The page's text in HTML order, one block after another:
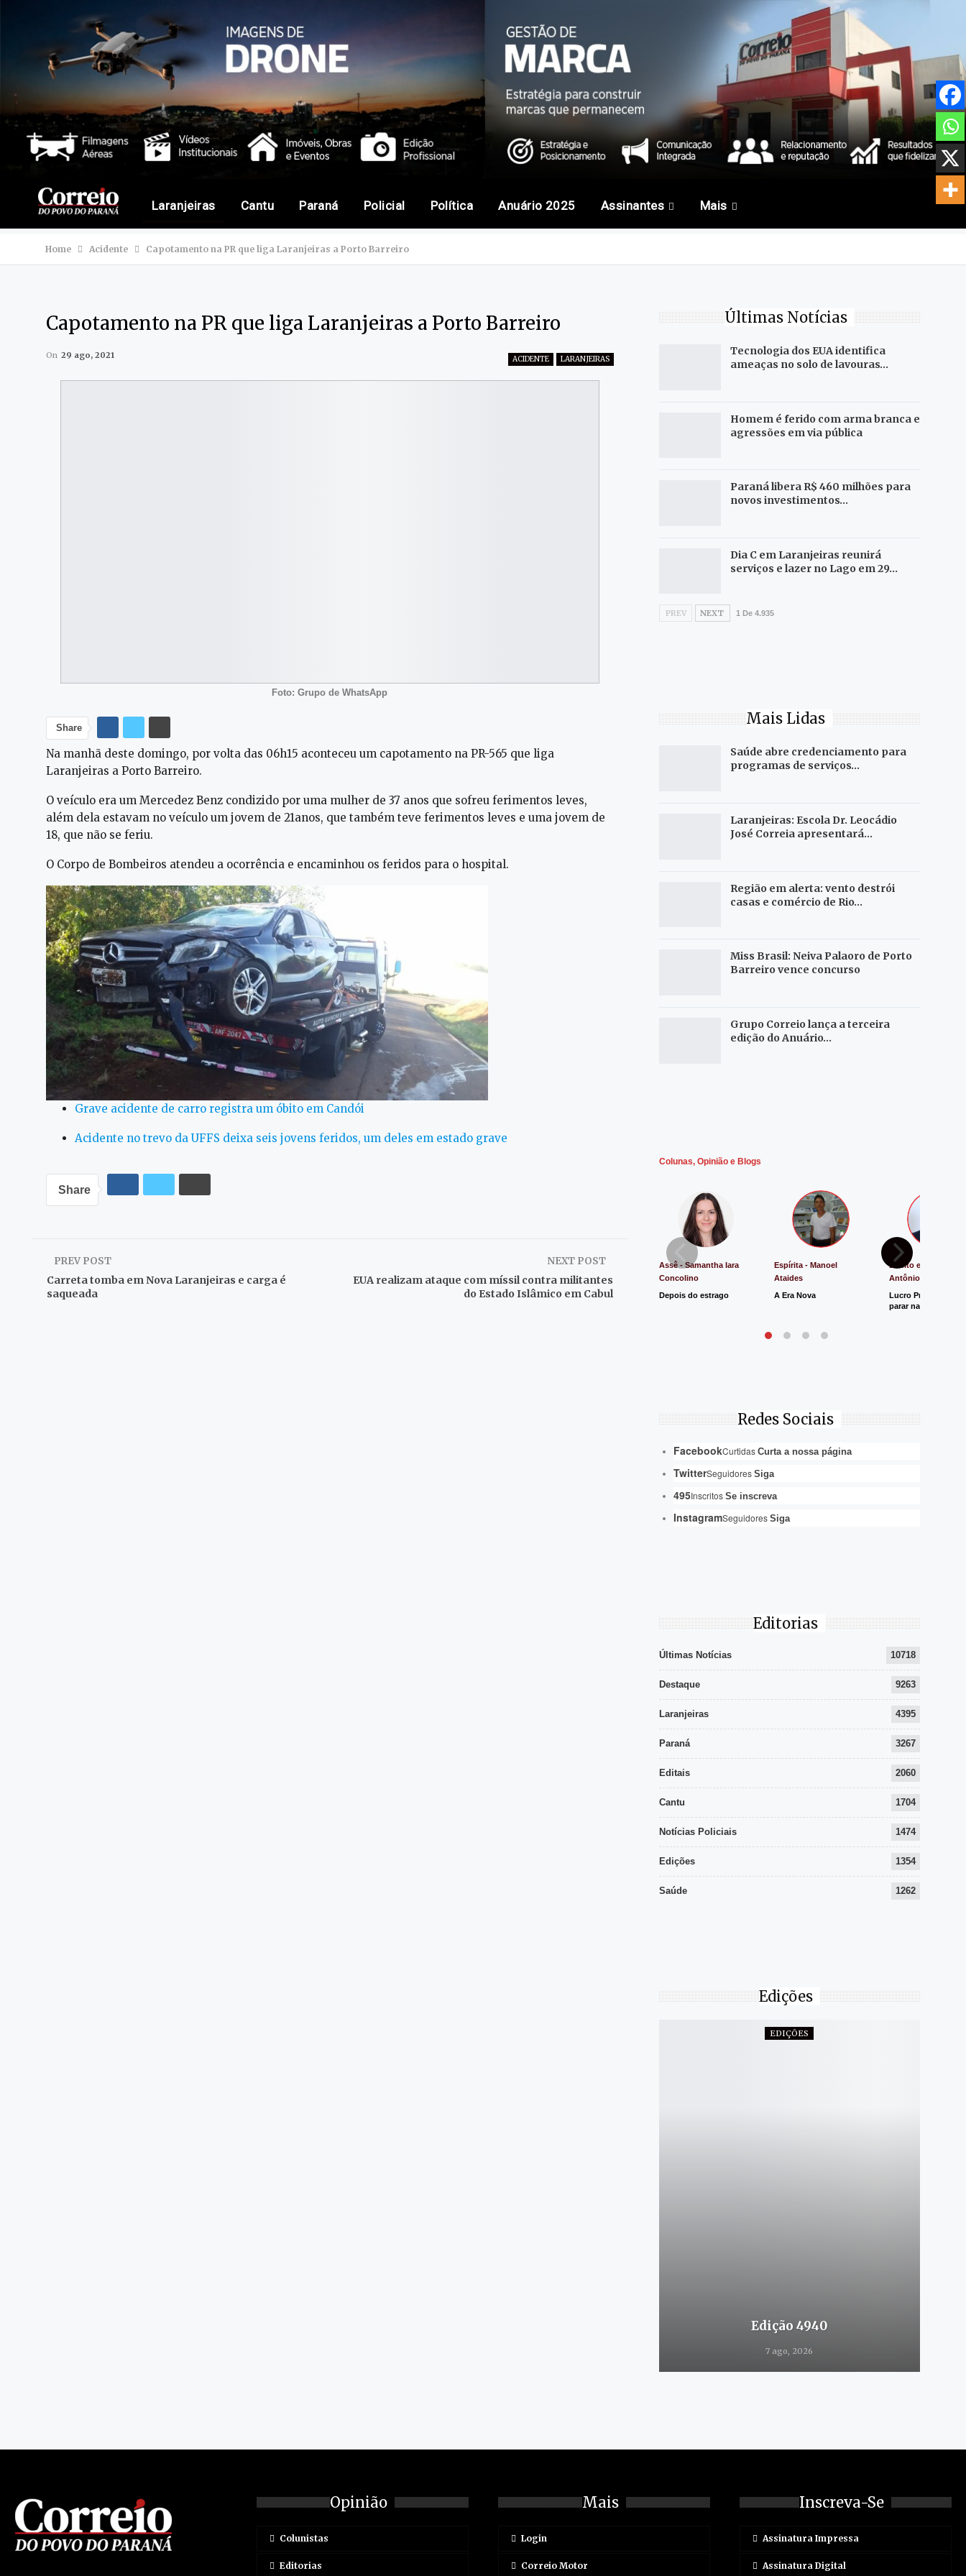
Laranjeiras Cantu Paraná Policial Política Anuário 2025 Assinantes Mais
Home Acidente Capotamento na PR que liga Laranjeiras a Porto Barreiro
Capotamento na PR que liga Laranjeiras a Porto Barreiro
ACIDENTE LARANJEIRAS
On 29 ago, 2021
Foto: Grupo de WhatsApp
Share
Na manhã deste domingo, por volta das 06h15 aconteceu um capotamento na PR-565 que liga
Laranjeiras a Porto Barreiro.
O veículo era um Mercedez Benz condizido por uma mulher de 37 anos que sofreu ferimentos leves,
além dela estavam no veículo um jovem de 21anos, que também teve ferimentos leves e uma jovem de
18, que não se feriu.
O Corpo de Bombeiros atendeu a ocorrência e encaminhou os feridos para o hospital.
Grave acidente de carro registra um óbito em Candói
Acidente no trevo da UFFS deixa seis jovens feridos, um deles em estado grave
Share
PREV POST
Carreta tomba em Nova Laranjeiras e carga é
saqueada
NEXT POST
EUA realizam ataque com míssil contra militantes
do Estado Islâmico em Cabul
Últimas Notícias
Tecnologia dos EUA identifica
ameaças no solo de lavouras…
Homem é ferido com arma branca e
agressões em via pública
Paraná libera R$ 460 milhões para
novos investimentos…
Dia C em Laranjeiras reunirá
serviços e lazer no Lago em 29…
PREV NEXT 1 De 4.935
Mais Lidas
Saúde abre credenciamento para
programas de serviços…
Laranjeiras: Escola Dr. Leocádio
José Correia apresentará…
Região em alerta: vento destrói
casas e comércio de Rio…
Miss Brasil: Neiva Palaoro de Porto
Barreiro vence concurso
Grupo Correio lança a terceira
edição do Anuário…
Colunas, Opinião e Blogs
Assê - Samantha Iara
Concolino
Depois do estrago
Espírita - Manoel
Ataides
A Era Nova
Direito e Justiça -
Antônio de Souza
Lucro Presumido
parar na Justiça
Redes Sociais
FacebookCurtidas Curta a nossa página
TwitterSeguidores Siga
495Inscritos Se inscreva
InstagramSeguidores Siga
Editorias
Últimas Notícias 10718
Destaque 9263
Laranjeiras 4395
Paraná 3267
Editais 2060
Cantu 1704
Notícias Policiais 1474
Edições 1354
Saúde 1262
Edições
EDIÇÕES
Edição 4940
7 ago, 2026
Opinião
Colunistas
Editorias
Mais
Login
Correio Motor
Inscreva-Se
Assinatura Impressa
Assinatura Digital